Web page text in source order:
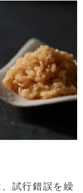
試行錯誤を繰